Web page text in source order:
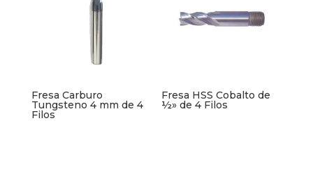
Fresa Carburo
Tungsteno 4 mm de 4
Filos
Fresa HSS Cobalto de
½» de 4 Filos